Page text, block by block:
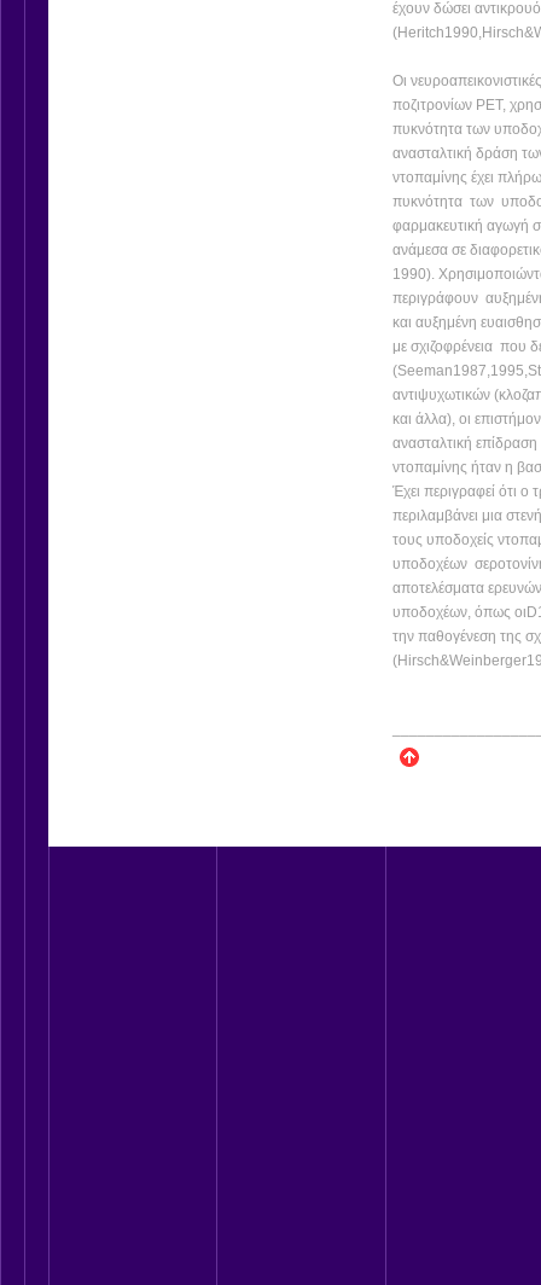
έχουν δώσει
Οι
ποζιτρονίων PET,
πυκνότητα των
ανασταλτική δράση
ντοπαμίνης έχει
πυκνότητα των
φαρμακευτική αγωγή
ανάμεσα σε
1990).
περιγράφουν
και αυξημένη
με σχιζοφρένεια που
αντιψυχωτικών
και άλλα), οι
ανασταλτική
ντοπαμίνης ήταν η
Έχει περιγραφεί ότι
περιλαμβάνει μια
τους υποδοχείς
υποδοχέων
αποτελέσματα
υποδοχέων, όπως
την παθογένεση της